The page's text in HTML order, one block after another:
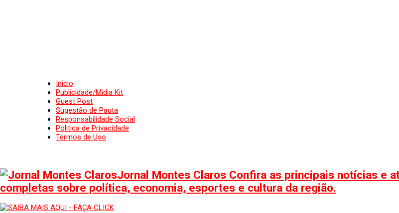
Inicio
Publicidade/Midia Kit
Guest Post
Sugestão de Pauta
Responsabilidade Social
Politica de Privacidade
Termos de Uso
Jornal Montes Claros Confira as principais notícias e
completas sobre política, economia, esportes e cultura da região.